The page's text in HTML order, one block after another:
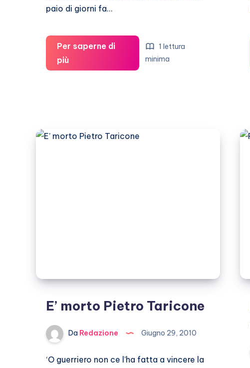
paio di giorni fa…
Per saperne di
piùMarco
Liorni
1 lettura
minima
E’ morto Pietro Taricone
Da Redazione Giugno 29, 2010
‘O guerriero non ce l’ha fatta a vincere la